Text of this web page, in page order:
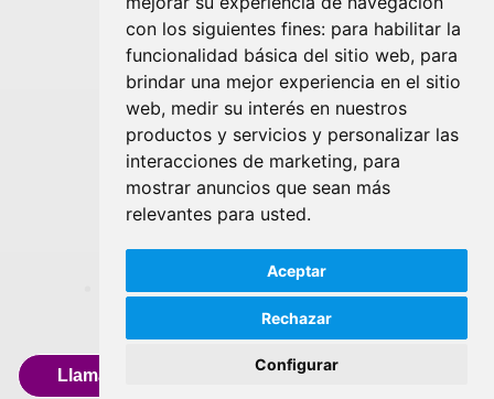
con los siguientes fines: para habilitar la
funcionalidad básica del sitio web, para
brindar una mejor experiencia en el sitio
web, medir su interés en nuestros
productos y servicios y personalizar las
interacciones de marketing, para
mostrar anuncios que sean más
relevantes para usted.
Aceptar
Rechazar
Configurar
Llamar